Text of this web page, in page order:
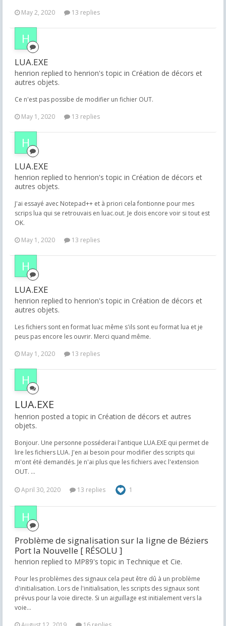
May 2, 2020
13 replies
LUA.EXE
henrion replied to henrion's topic in Création de décors et
autres objets.
Ce n'est pas possibe de modifier un fichier OUT.
May 1, 2020
13 replies
LUA.EXE
henrion replied to henrion's topic in Création de décors et
autres objets.
J'ai essayé avec Notepad++ et à priori cela fontionne pour mes
scrips lua qui se retrouvais en luac.out. Je dois encore voir si tout est
OK.
May 1, 2020
13 replies
LUA.EXE
henrion replied to henrion's topic in Création de décors et
autres objets.
Les fichiers sont en format luac même s'ils sont eu format lua et je
peus pas encore les ouvrir. Merci quand même.
May 1, 2020
13 replies
LUA.EXE
henrion posted a topic in Création de décors et autres
objets.
Bonjour. Une personne posséderai l'antique LUA.EXE qui permet de
lire les fichiers LUA. J'en ai besoin pour modifier des scripts qui
m'ont été demandés. Je n'ai plus que les fichiers avec l'extension
OUT. ...
April 30, 2020 13 replies 1
Problème de signalisation sur la ligne de Béziers
Port la Nouvelle [ RÉSOLU ]
henrion replied to MP89's topic in Technique et Cie.
Pour les problèmes des signaux cela peut être dû à un problème
d'initialisation. Lors de l'initialisation, les scripts des signaux sont
prévus pour la voie directe. Si un aiguillage est initialement vers la
voie...